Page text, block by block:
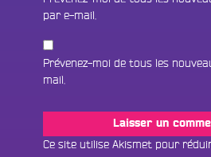
par e-mail.
Prévenez-moi de tous les
mail.
Ce site utilise Akismet pour